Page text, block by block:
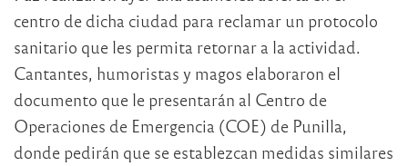
centro de dicha ciudad para reclamar un protocolo
sanitario que les permita retornar a la actividad.
Cantantes, humoristas y magos elaboraron el
documento que le presentarán al Centro de
Operaciones de Emergencia (COE) de Punilla,
donde pedirán que se establezcan medidas similares